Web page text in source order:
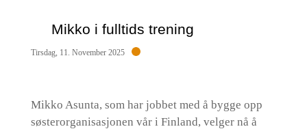
Mikko i fulltids trening
Tirsdag, 11. November 2025
Mikko Asunta, som har jobbet med å bygge opp
søsterorganisasjonen vår i Finland, velger nå å